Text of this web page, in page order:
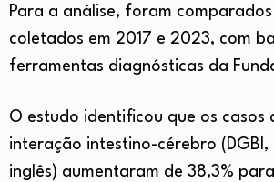
Para a análise, foram
coletados em 2017 e 2023, com
ferramentas diagnósticas da
O estudo identificou que os casos
interação intestino-cérebro (DGBI,
inglês) aumentaram de 38,3%